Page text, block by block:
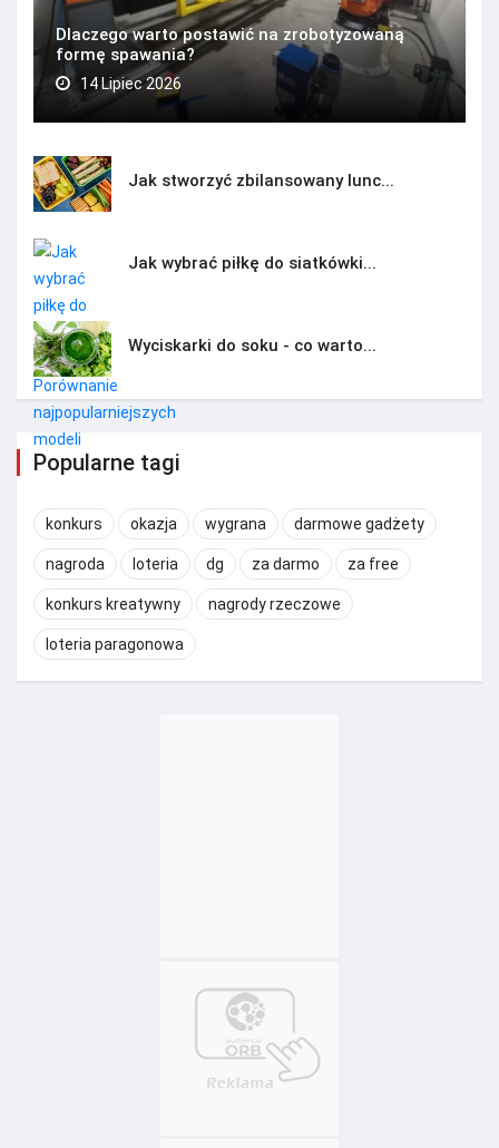
Dlaczego warto postawić na zrobotyzowaną
formę spawania?
14 Lipiec 2026
Jak stworzyć zbilansowany lunc...
Jak wybrać piłkę do siatkówki...
Wyciskarki do soku - co warto...
Popularne tagi
konkurs okazja wygrana darmowe gadżety
nagroda loteria dg za darmo za free
konkurs kreatywny nagrody rzeczowe
loteria paragonowa